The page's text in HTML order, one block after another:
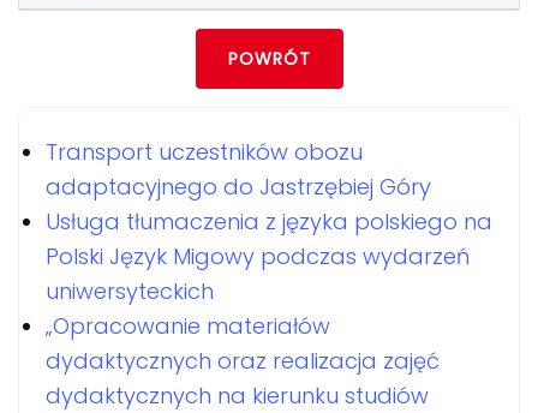
POWRÓT
Transport uczestników obozu
adaptacyjnego do Jastrzębiej Góry
Usługa tłumaczenia z języka polskiego na
Polski Język Migowy podczas wydarzeń
uniwersyteckich
„Opracowanie materiałów
dydaktycznych oraz realizacja zajęć
dydaktycznych na kierunku studiów